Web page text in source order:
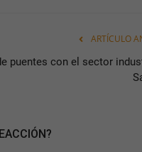
ARTÍCULO
puentes con el sector